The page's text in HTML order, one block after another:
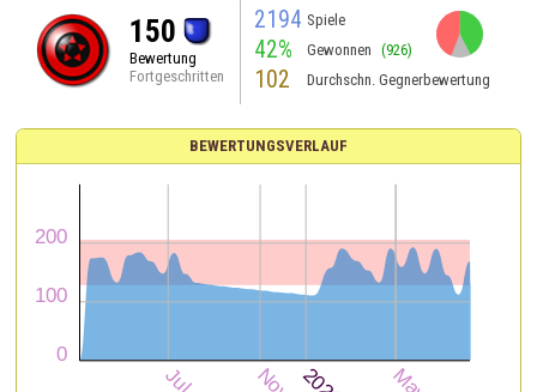
150
Bewertung
Fortgeschritten
2194 Spiele
42% Gewonnen (926)
102 Durchschn. Gegnerbewertung
BEWERTUNGSVERLAUF